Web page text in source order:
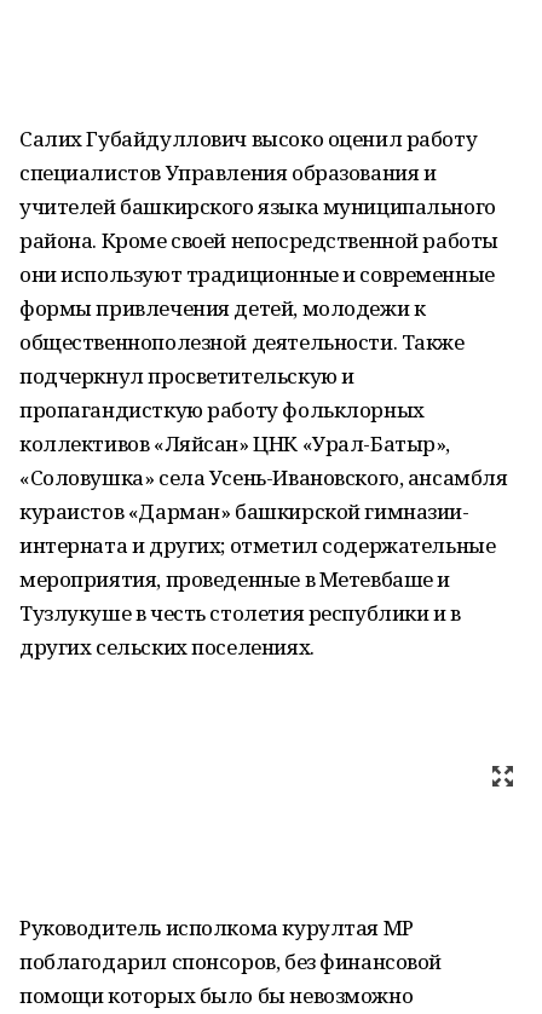
Салих Губайдуллович высоко оценил работу
специалистов Управления образования и
учителей башкирского языка муниципального
района. Кроме своей непосредственной работы
они используют традиционные и современные
формы привлечения детей, молодежи к
общественнополезной деятельности. Также
подчеркнул просветительскую и
пропагандисткую работу фольклорных
коллективов «Ляйсан» ЦНК «Урал-Батыр»,
«Соловушка» села Усень-Ивановского, ансамбля
кураистов «Дарман» башкирской гимназии-
интерната и других; отметил содержательные
мероприятия, проведенные в Метевбаше и
Тузлукуше в честь столетия республики и в
других сельских поселениях.
Руководитель исполкома курултая МР
поблагодарил спонсоров, без финансовой
помощи которых было бы невозможно